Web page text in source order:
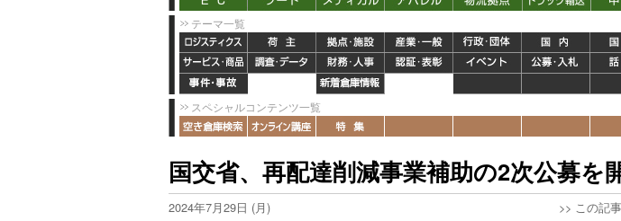
テーマ一覧
スペシャルコンテンツ一覧
国交省、再配達削減事業補助の2次公募を
2024年7月29日 (月) >> この記